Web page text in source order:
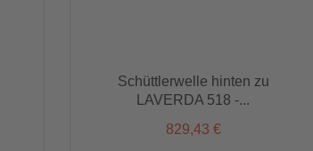
Schüttlerwelle hinten zu
LAVERDA 518 -...
829,43 €
Schüttlerwelle hinten zu
LAVERDA 518 -...
829,43 €